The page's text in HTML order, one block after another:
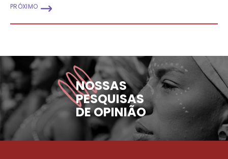
PRÓXIMO
NOSSAS
PESQUISAS
DE OPINIÃO